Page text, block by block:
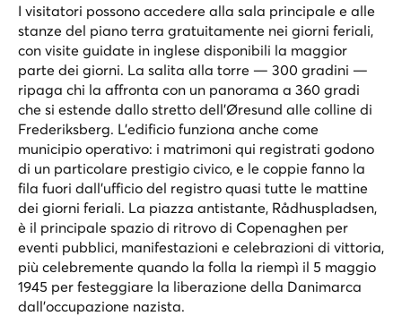
I visitatori possono accedere alla sala principale e alle
stanze del piano terra gratuitamente nei giorni feriali,
con visite guidate in inglese disponibili la maggior
parte dei giorni. La salita alla torre — 300 gradini —
ripaga chi la affronta con un panorama a 360 gradi
che si estende dallo stretto dell'Øresund alle colline di
Frederiksberg. L'edificio funziona anche come
municipio operativo: i matrimoni qui registrati godono
di un particolare prestigio civico, e le coppie fanno la
fila fuori dall'ufficio del registro quasi tutte le mattine
dei giorni feriali. La piazza antistante, Rådhuspladsen,
è il principale spazio di ritrovo di Copenaghen per
eventi pubblici, manifestazioni e celebrazioni di vittoria,
più celebremente quando la folla la riempì il 5 maggio
1945 per festeggiare la liberazione della Danimarca
dall'occupazione nazista.